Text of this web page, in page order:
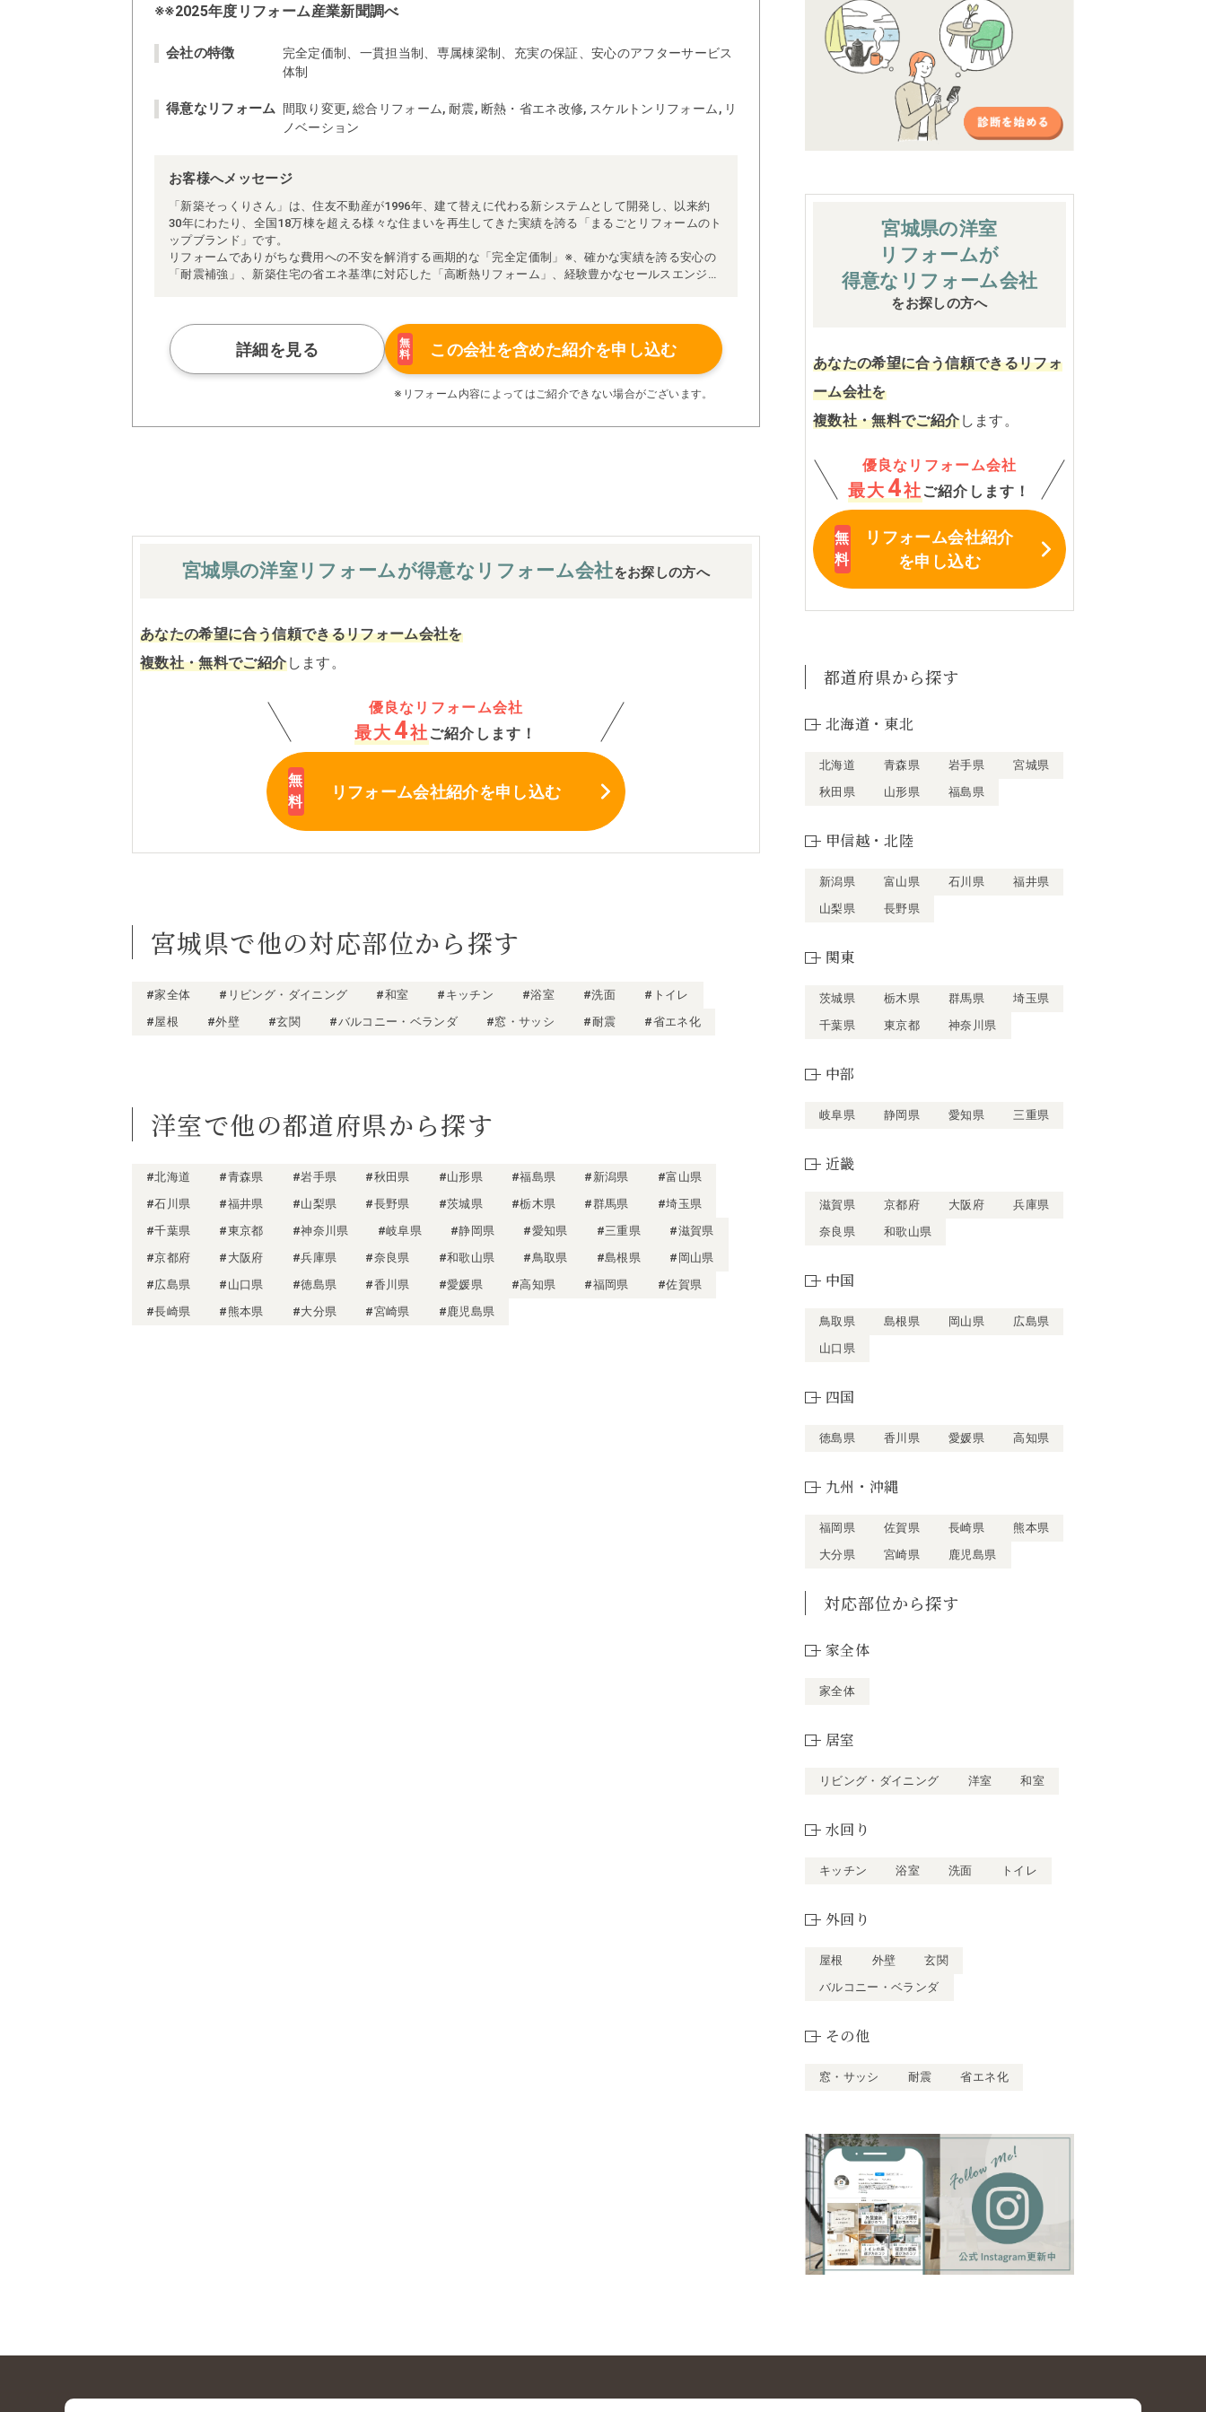
※※2025年度リフォーム産業新聞調べ
会社の特徴
完全定価制、一貫担当制、専属棟梁制、充実の保証、安心のアフターサービス
体制
得意なリフォーム
間取り変更, 総合リフォーム, 耐震, 断熱・省エネ改修, スケルトンリフォーム, リ
ノベーション
お客様へメッセージ
「新築そっくりさん」は、住友不動産が1996年、建て替えに代わる新システムとして開発し、以来約
30年にわたり、全国18万棟を超える様々な住まいを再生してきた実績を誇る「まるごとリフォームのト
ップブランド」です。
リフォームでありがちな費用への不安を解消する画期的な「完全定価制」※、確かな実績を誇る安心の
「耐震補強」、新築住宅の省エネ基準に対応した「高断熱リフォーム」、経験豊かなセールスエンジニ
られた充実の施工マニュアルや検査体制により高い施工品質を実現。
さらに、住友不動産のリフォームならではの充実の保証、アフターサービス体制で工事後も安心です。
ぜひ、あなたの大切なお住まいの再生を私たちにお任せください！
※お客様のご要望による工事内容変更がない限り着工後の追加費用はありません。
詳細を見る
無
料
この会社を含めた紹介を申し込む
※リフォーム内容によってはご紹介できない場合がございます。
宮城県の洋室 リフォームが得意なリフォーム会社をお探しの方へ
あなたの希望に合う信頼できるリフォーム会社を
複数社・無料でご紹介します。
優良なリフォーム会社
最大 4社 ご紹介します！
リフォーム会社紹介を申し込む
宮城県で他の対応部位から探す
#家全体 #リビング・ダイニング #和室 #キッチン #浴室 #洗面
#トイレ
#屋根
#外壁 #玄関 #バルコニー・ベランダ #窓・サッシ #耐震 #省エネ化
洋室で他の都道府県から探す
#北海道 #青森県 #岩手県 #秋田県 #山形県 #福島県 #新潟県
#富山県
#石川県
#福井県 #山梨県 #長野県 #茨城県 #栃木県 #群馬県
#埼玉県
#千葉県
#東京都 #神奈川県 #岐阜県 #静岡県 #愛知県 #三重県
#滋賀県
#京都府
#大阪府 #兵庫県 #奈良県 #和歌山県 #鳥取県 #島根県
#岡山県
#広島県
#山口県 #徳島県 #香川県 #愛媛県 #高知県 #福岡県
#佐賀県
#長崎県
#熊本県 #大分県 #宮崎県 #鹿児島県
宮城県の洋室
リフォームが
得意なリフォーム会社
をお探しの方へ
あなたの希望に合う信頼できるリフォ
ーム会社を
複数社・無料でご紹介します。
優良なリフォーム会社
最大 4社 ご紹介します！
リフォーム会社紹介
を申し込む
都道府県から探す
北海道・東北
北海道 青森県 岩手県
宮城県
秋田県
山形県 福島県
甲信越・北陸
新潟県 富山県 石川県
福井県
山梨県
長野県
関東
茨城県 栃木県 群馬県
埼玉県
千葉県
東京都 神奈川県
中部
岐阜県 静岡県 愛知県 三重県
近畿
滋賀県 京都府 大阪府
兵庫県
奈良県
和歌山県
中国
鳥取県 島根県 岡山県
広島県
山口県
四国
徳島県 香川県 愛媛県 高知県
九州・沖縄
福岡県 佐賀県 長崎県
熊本県
大分県
宮崎県 鹿児島県
対応部位から探す
家全体
家全体
居室
リビング・ダイニング 洋室 和室
水回り
キッチン 浴室 洗面 トイレ
外回り
屋根 外壁
玄関
バルコニー・ベランダ
その他
窓・サッシ 耐震 省エネ化